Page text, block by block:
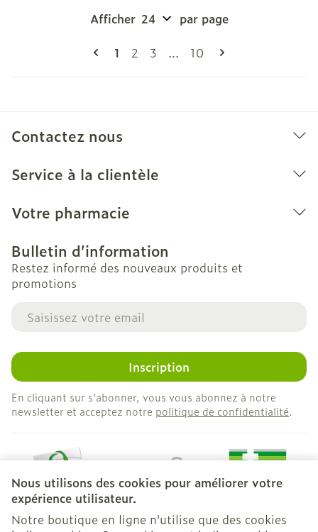
Nous utilisons des cookies pour améliorer votre
expérience utilisateur.
Notre boutique en ligne n'utilise que des cookies
Vous lisez actuellement la page
1 Page
2 Page
3 ... Page
10
Afficher par page
Contactez nous
Service à la clientèle
Votre pharmacie
Bulletin d’information
Restez informé des nouveaux produits et
promotions
Adresse mail
Inscription
En cliquant sur s'abonner, vous vous abonnez à notre
newsletter et acceptez notre politique de confidentialité.